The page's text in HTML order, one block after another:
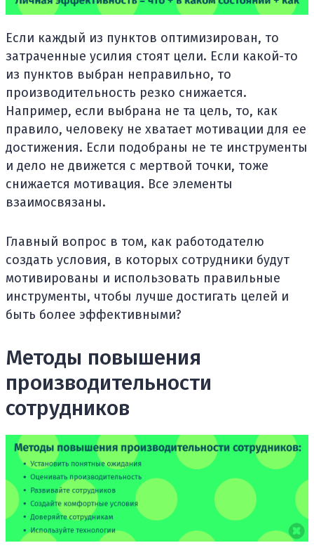
Если каждый из пунктов оптимизирован, то
затраченные усилия стоят цели. Если какой-то
из пунктов выбран неправильно, то
производительность резко снижается.
Например, если выбрана не та цель, то, как
правило, человеку не хватает мотивации для ее
достижения. Если подобраны не те инструменты
и дело не движется с мертвой точки, тоже
снижается мотивация. Все элементы
взаимосвязаны.
Главный вопрос в том, как работодателю
создать условия, в которых сотрудники будут
мотивированы и использовать правильные
инструменты, чтобы лучше достигать целей и
быть более эффективными?
Методы повышения
производительности
сотрудников